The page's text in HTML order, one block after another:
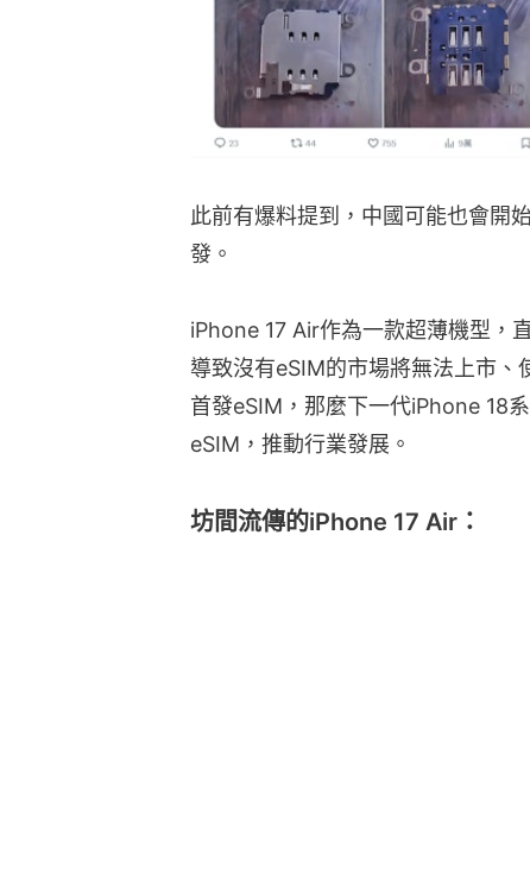
此前有爆料提到，中國可能也會開
發。
iPhone 17 Air作為一款超薄機型，
導致沒有eSIM的市場將無法上市
首發eSIM，那麼下一代iPhone 18
eSIM，推動行業發展。
坊間流傳的iPhone 17 Air：